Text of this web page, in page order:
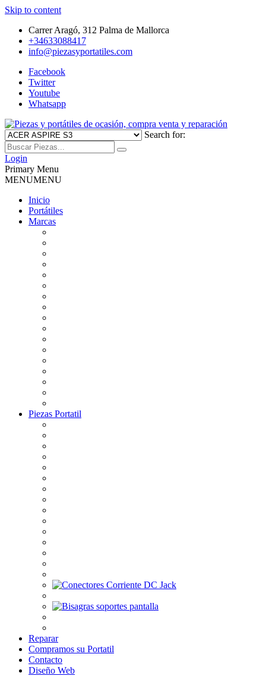
Skip to content
Carrer Aragó, 312 Palma de Mallorca
+34633088417
info@piezasyportatiles.com
Facebook
Twitter
Youtube
Whatsapp
Piezas y portátiles de ocasión,
compra venta y reparación
Todo lo que necesitas para reparar tu portatil, Pantallas, Teclas,
Teclados, Baterías, Carcasas, Placas, Gráficas, Procesadores,
Ventiladores
Search for:
Login
Primary Menu
MENUMENU
Inicio
Portátiles
Marcas
Piezas Portatil
Reparar
Compramos su Portatil
Contacto
Diseño Web